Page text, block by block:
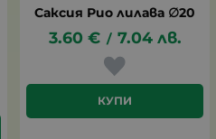
Саксия Рио лилава ∅20
3.60 € / 7.04 лв.
КУПИ